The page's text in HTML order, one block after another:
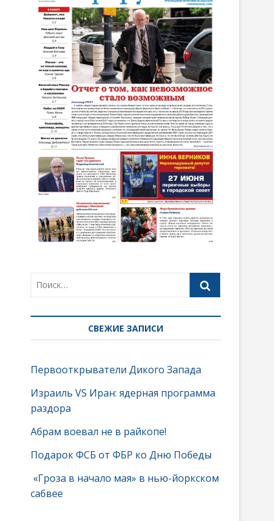
СВЕЖИЕ ЗАПИСИ
Первооткрыватели Дикого Запада
Израиль VS Иран: ядерная программа
раздора
Абрам воевал не в райкопе!
Подарок ФСБ от ФБР ко Дню Победы
«Гроза в начало мая» в нью-йоркском
сабвее